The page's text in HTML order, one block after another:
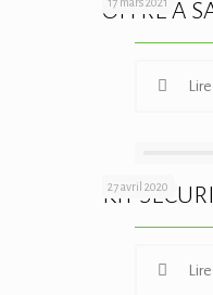
OFFRE À
27 avril 2020
KIT